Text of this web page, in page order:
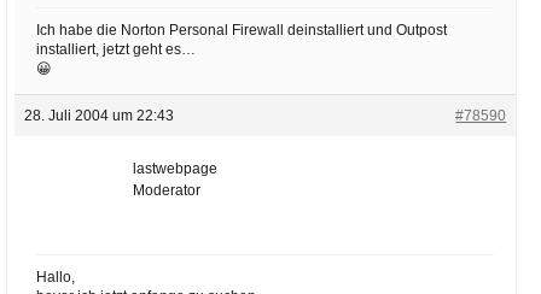
Ich habe die Norton Personal Firewall deinstalliert und Outpost
installiert, jetzt geht es…
😀
28. Juli 2004 um 22:43 #78590
lastwebpage
Moderator
Hallo,